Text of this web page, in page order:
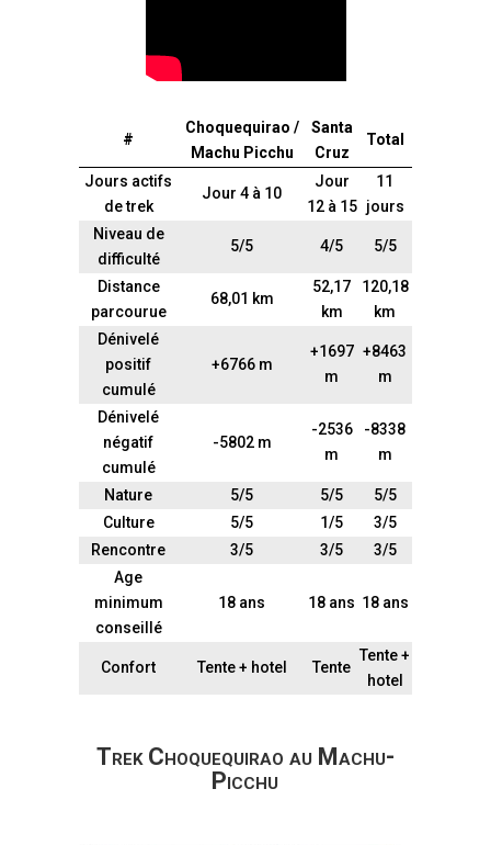
#
Choquequirao /
Machu Picchu
Santa
Cruz
Total
Jours actifs
de trek
Jour 4 à 10
Jour
12 à 15
11
jours
Niveau de
difficulté
5/5 4/5 5/5
Distance
parcourue
68,01 km
52,17
km
120,18
km
Dénivelé
positif
cumulé
+6766 m
+1697
m
+8463
m
Dénivelé
négatif
cumulé
-5802 m
-2536
m
-8338
m
Nature 5/5 5/5
5/5
Culture
5/5 1/5
3/5
Rencontre
3/5 3/5
3/5
Age
minimum
conseillé
18 ans 18 ans 18 ans
Confort Tente + hotel Tente
Tente +
hotel
Trek Choquequirao au Machu-
Picchu